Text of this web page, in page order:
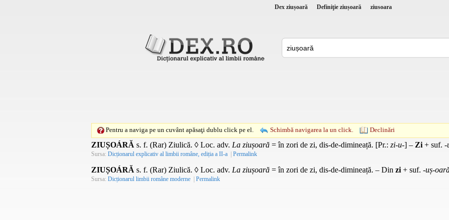
Dex ziușoară Definiţie ziușoară ziusoara
Pentru a naviga pe un cuvânt apăsaţi dublu click pe el. Schimbă navigarea la un click. Declinări
ZIUȘOÁRĂ s. f. (Rar) Ziulică. ◊ Loc. adv. La ziușoară = în zori de zi, dis-de-dimineață. [Pr.: zi-u-] – Zi + suf. -
Sursa: Dicționarul explicativ al limbii române, ediția a II-a | Permalink
ZIUȘOÁRĂ s. f. (Rar) Ziulică. ◊ Loc. adv. La ziușoară = în zori de zi, dis-de-dimineață. – Din zi + suf. -uș-
Sursa: Dicționarul limbii române moderne | Permalink